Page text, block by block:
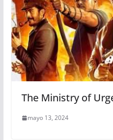
The Ministry of
mayo 13, 2024